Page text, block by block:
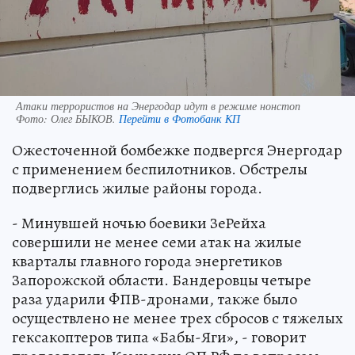
Атаки террористов на Энергодар идут в режиме нонстоп
Фото: Олег БЫКОВ. Перейти в Фотобанк КП
Ожесточенной бомбежке подвергся Энергодар
с применением беспилотников. Обстрелы
подверглись жилые районы города.
- Минувшей ночью боевики ЗеРейха
совершили не менее семи атак на жилые
кварталы главного города энергетиков
Запорожской области. Бандеровцы четыре
раза ударили ФПВ-дронами, также было
осуществлено не менее трех сбросов с тяжелых
гексакоптеров типа «Бабы-Яги», - говорит